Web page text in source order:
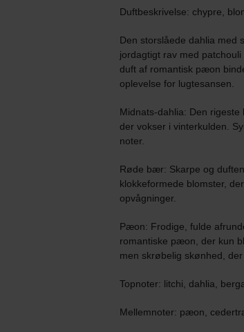
Duftbeskrivelse: chypre,
Den storslåede dahlia
jordagtigt rav med
duft af romantisk pæon
oplevelse for lugtesansen.
Midnats-dahlia: Den
der vokser i vinterkulden.
noter.
Røde bær: Skarpe og
klokkeformede blomster,
opvågninger.
Pæon: Frodige, fulde
romantiske pæon, der kun
men skrøbelig skønhed,
Topnoter: litchi, dahlia,
Mellemnoter: pæon,